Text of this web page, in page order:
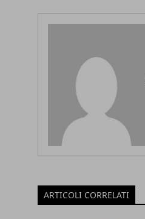
ARTICOLI CORRELATI